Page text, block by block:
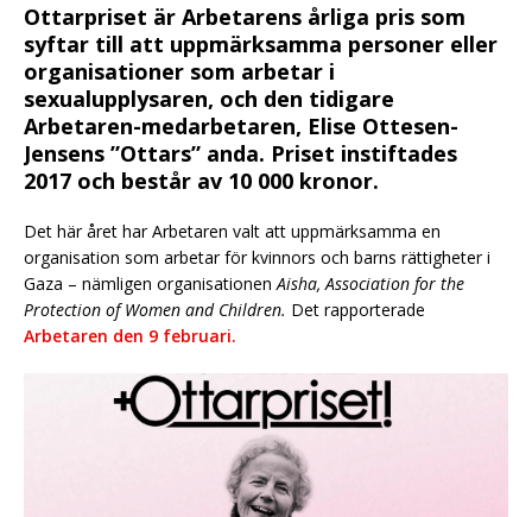
Ottarpriset är Arbetarens årliga pris som
syftar till att uppmärksamma personer eller
organisationer som arbetar i
sexualupplysaren, och den tidigare
Arbetaren-medarbetaren, Elise Ottesen-
Jensens ”Ottars” anda. Priset instiftades
2017 och består av 10 000 kronor.
Det här året har Arbetaren valt att uppmärksamma en
organisation som arbetar för kvinnors och barns rättigheter i
Gaza – nämligen organisationenAisha, Association for the
Protection of Women and Children. Det rapporterade
Arbetaren den 9 februari.